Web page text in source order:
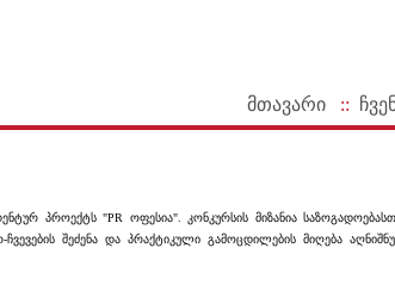
მთავარი ::
პროექტს "PR ოფესია". კონკურსის მიზანია
შეძენა და პრაქტიკული გამოცდილების მიღება